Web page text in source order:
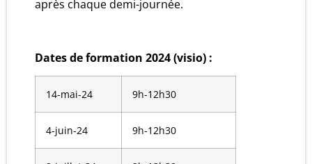
après chaque demi-journée.
Dates de formation 2024 (visio) :
14-mai-24 9h-12h30
4-juin-24 9h-12h30